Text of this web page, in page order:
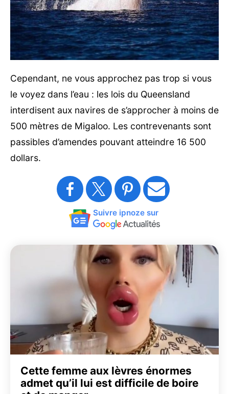
Cependant, ne vous approchez pas trop si vous
le voyez dans l’eau : les lois du Queensland
interdisent aux navires de s’approcher à moins de
500 mètres de Migaloo. Les contrevenants sont
passibles d’amendes pouvant atteindre 16 500
dollars.
Suivre ipnoze sur
Cette femme aux lèvres énormes
admet qu’il lui est difficile de boire